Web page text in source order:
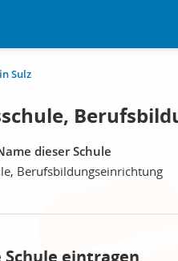
Sulz
dieser Schule
Berufsbildungseinrichtung
Schule eintragen